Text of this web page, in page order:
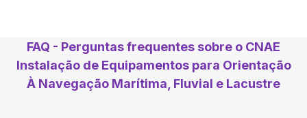
FAQ - Perguntas frequentes sobre o CNAE
Instalação de Equipamentos para Orientação
À Navegação Marítima, Fluvial e Lacustre